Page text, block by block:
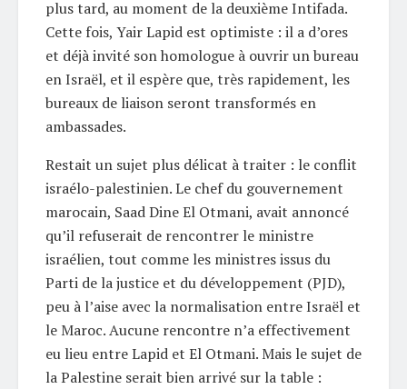
plus tard, au moment de la deuxième Intifada.
Cette fois, Yair Lapid est optimiste : il a d’ores
et déjà invité son homologue à ouvrir un bureau
en Israël, et il espère que, très rapidement, les
bureaux de liaison seront transformés en
ambassades.
Restait un sujet plus délicat à traiter : le conflit
israélo-palestinien. Le chef du gouvernement
marocain, Saad Dine El Otmani, avait annoncé
qu’il refuserait de rencontrer le ministre
israélien, tout comme les ministres issus du
Parti de la justice et du développement (PJD),
peu à l’aise avec la normalisation entre Israël et
le Maroc. Aucune rencontre n’a effectivement
eu lieu entre Lapid et El Otmani. Mais le sujet de
la Palestine serait bien arrivé sur la table :